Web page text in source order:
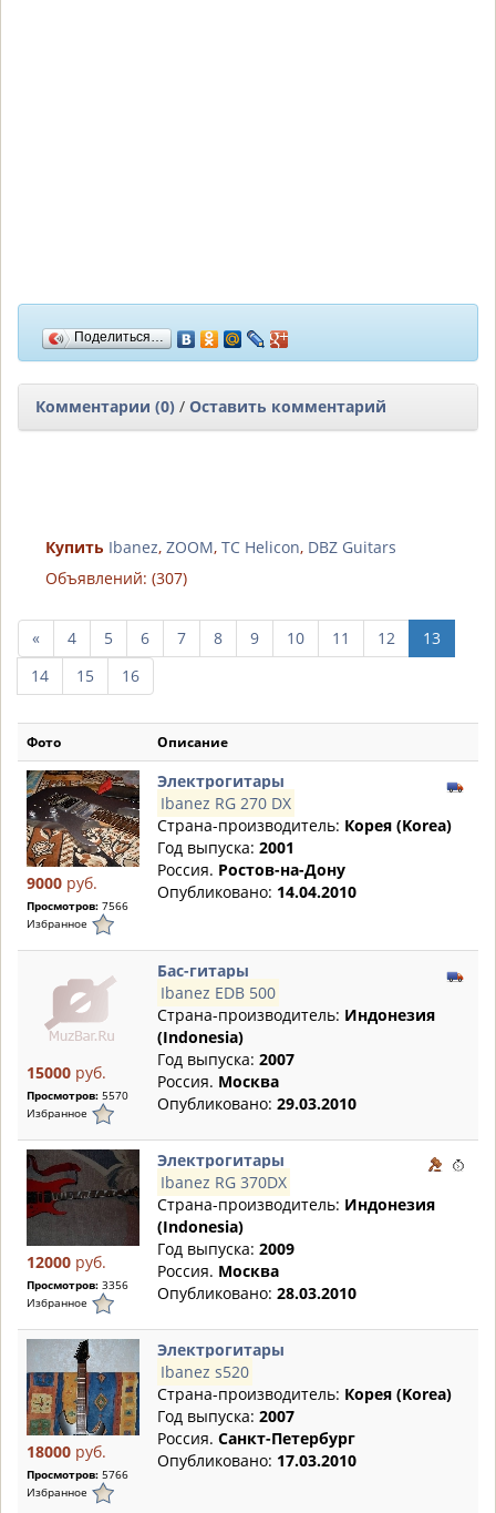
Поделиться…
Комментарии (0) / Оставить комментарий
Купить Ibanez, ZOOM, TC Helicon, DBZ Guitars
Объявлений: (307)
«пред.
10
страниц
4 5 6 7 8 9 10 11 12
13
14
15 16
Фото Описание
9000 руб.
Просмотров: 7566
Избранное
Электрогитары
Ibanez RG 270 DX
Страна-производитель: Корея (Korea)
Год выпуска: 2001
Россия. Ростов-на-Дону
Опубликовано: 14.04.2010
15000 руб.
Просмотров: 5570
Избранное
Бас-гитары
Ibanez EDB 500
Страна-производитель: Индонезия
(Indonesia)
Год выпуска: 2007
Россия. Москва
Опубликовано: 29.03.2010
12000 руб.
Просмотров: 3356
Избранное
Электрогитары
Ibanez RG 370DX
Страна-производитель: Индонезия
(Indonesia)
Год выпуска: 2009
Россия. Москва
Опубликовано: 28.03.2010
18000 руб.
Просмотров: 5766
Избранное
Электрогитары
Ibanez s520
Страна-производитель: Корея (Korea)
Год выпуска: 2007
Россия. Санкт-Петербург
Опубликовано: 17.03.2010